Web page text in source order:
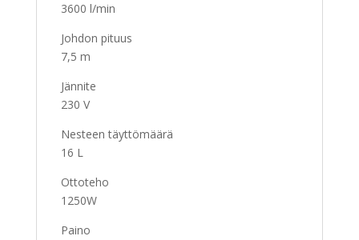
3600 l/min
Johdon pituus
7,5 m
Jännite
230 V
Nesteen täyttömäärä
16 L
Ottoteho
1250W
Paino